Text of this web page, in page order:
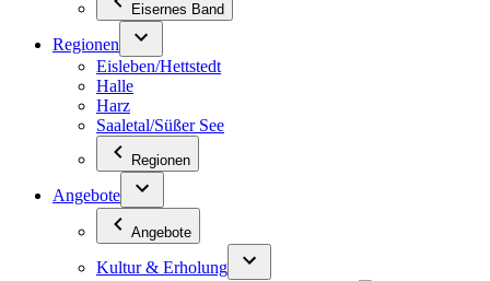
Eisernes Band
Regionen
Eisleben/Hettstedt
Halle
Harz
Saaletal/Süßer See
Regionen
Angebote
Angebote
Kultur & Erholung